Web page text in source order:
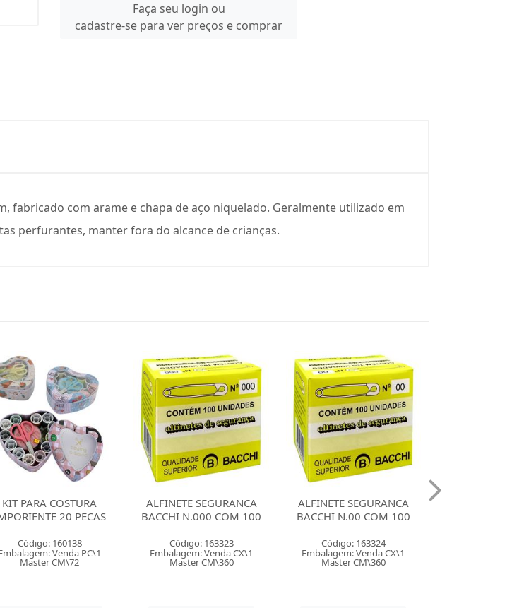
Faça seu login ou
cadastre-se para ver preços e comprar
fabricado com arame e chapa de aço niquelado. Geralmente utilizado em
perfurantes, manter fora do alcance de crianças.
ALFINETE SEGURANCA
N.000 COM 100
Código: 163323
Venda CX\1
Master CM\360
ALFINETE SEGURANCA
BACCHI N.00 COM 100
Código: 163324
Embalagem: Venda CX\1
Master CM\360
ALFINETE SEGURANCA
BACCHI N.0 COM 100
Código: 163325
Embalagem: Venda CX\1
Master CM\360